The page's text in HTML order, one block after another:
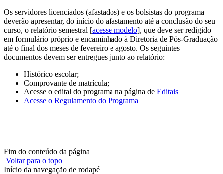
Os servidores licenciados (afastados) e os bolsistas do programa
deverão apresentar, do início do afastamento até a conclusão do seu
curso, o relatório semestral [acesse modelo], que deve ser redigido
em formulário próprio e encaminhado à Diretoria de Pós-Graduação
até o final dos meses de fevereiro e agosto. Os seguintes
documentos devem ser entregues junto ao relatório:
Histórico escolar;
Comprovante de matrícula;
Acesse o edital do programa na página de Editais
Acesse o Regulamento do Programa
Fim do conteúdo da página
Voltar para o topo
Início da navegação de rodapé